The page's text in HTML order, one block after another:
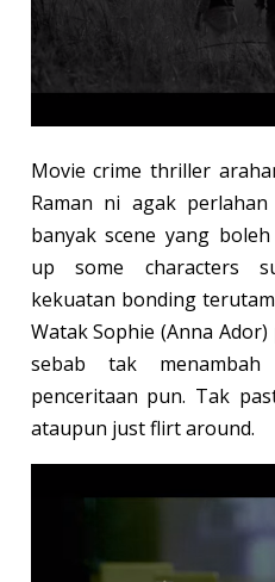
Movie crime thriller
Raman ni agak
banyak scene yang
up some characters
kekuatan bonding
Watak Sophie (Anna
sebab tak
penceritaan pun. Tak
ataupun just flirt around.